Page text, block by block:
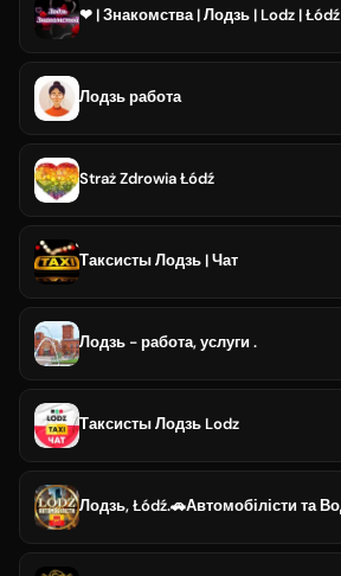
❤ | Знакомства | Лодзь | Lodz |
Лодзь работа
Straż Zdrowia Łódź
Таксисты Лодзь | Чат
Лодзь - работа, услуги .
Таксисты Лодзь Lodz
Лодзь, Łódź.🚗Автомобілісти та